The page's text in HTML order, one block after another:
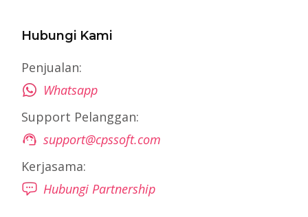
Hubungi Kami
Penjualan:
Whatsapp
Support Pelanggan:
support@cpssoft.com
Kerjasama:
Hubungi Partnership